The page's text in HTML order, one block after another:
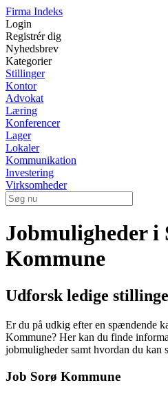
Firma Indeks
Login
Registrér dig
Nyhedsbrev
Kategorier
Stillinger
Kontor
Advokat
Læring
Konferencer
Lager
Lokaler
Kommunikation
Investering
Virksomheder
Jobmuligheder i
Kommune
Udforsk ledige
Er du på udkig efter en spændende
Kommune? Her kan du finde
jobmuligheder samt hvordan du kan
Job Sorø Kommune